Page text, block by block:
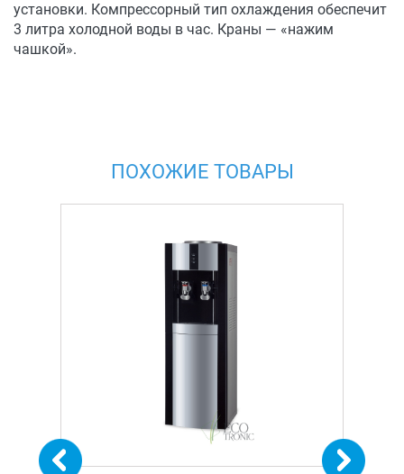
установки. Компрессорный тип охлаждения обеспечит
3 литра холодной воды в час. Краны — «нажим
чашкой».
ПОХОЖИЕ ТОВАРЫ